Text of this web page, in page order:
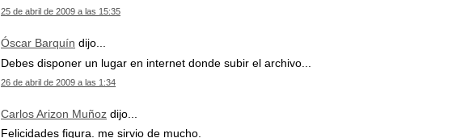
25 de abril de 2009 a las 15:35
Óscar Barquín dijo...
Debes disponer un lugar en internet donde subir el archivo...
26 de abril de 2009 a las 1:34
Carlos Arizon Muñoz dijo...
Felicidades figura. me sirvio de mucho.